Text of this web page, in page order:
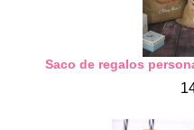
Saco de regalos